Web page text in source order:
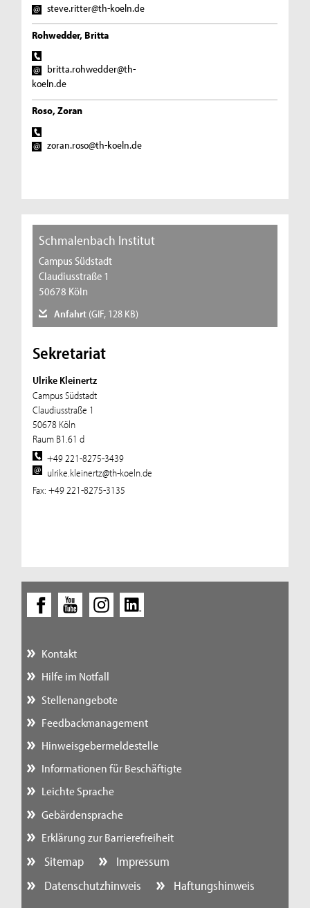
steve.ritter@th-koeln.de
Rohwedder, Britta
britta.rohwedder@th-
koeln.de
Roso, Zoran
zoran.roso@th-koeln.de
Schmalenbach Institut
Campus Südstadt
Claudiusstraße 1
50678 Köln
Anfahrt (GIF, 128 KB)
Sekretariat
Ulrike Kleinertz
Campus Südstadt
Claudiusstraße 1
50678 Köln
Raum B1.61 d
+49 221-8275-3439
ulrike.kleinertz@th-koeln.de
Fax: +49 221-8275-3135
Kontakt
Hilfe im Notfall
Stellenangebote
Feedbackmanagement
Hinweisgebermeldestelle
Informationen für Beschäftigte
Leichte Sprache
Gebärdensprache
Erklärung zur Barrierefreiheit
Sitemap
Impressum
Datenschutzhinweis
Haftungshinweis